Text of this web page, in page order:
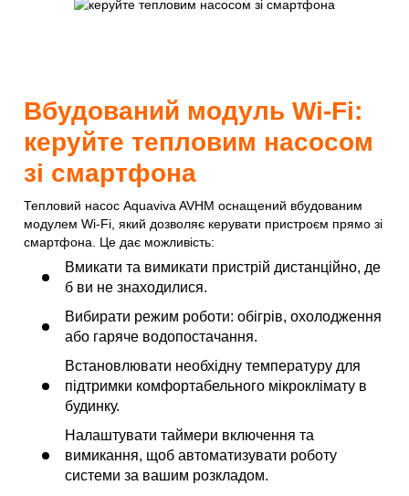
Вбудований модуль Wi-Fi:
керуйте тепловим насосом
зі смартфона
Тепловий насос Aquaviva AVHM оснащений вбудованим
модулем Wi-Fi, який дозволяє керувати пристроєм прямо зі
смартфона. Це дає можливість:
Вмикати та вимикати пристрій дистанційно, де
б ви не знаходилися.
Вибирати режим роботи: обігрів, охолодження
або гаряче водопостачання.
Встановлювати необхідну температуру для
підтримки комфортабельного мікроклімату в
будинку.
Налаштувати таймери включення та
вимикання, щоб автоматизувати роботу
системи за вашим розкладом.